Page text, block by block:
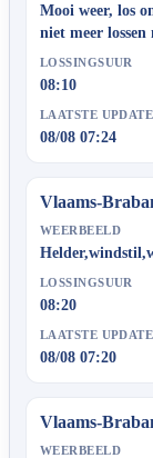
Mooi weer, los
niet meer lossen
LOSSINGSUUR
08:10
LAATSTE UPDATE
08/08 07:24
Vlaams-
WEERBEELD
LOSSINGSUUR
08:20
LAATSTE UPDATE
08/08 07:20
Vlaams-
WEERBEELD